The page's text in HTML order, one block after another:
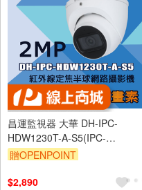
昌運監視器 大華 DH-IPC-
HDW1230T-A-S5(IPC-
HDW1230T1-A) 200萬 紅外線
贈OPENPOINT
$2,890